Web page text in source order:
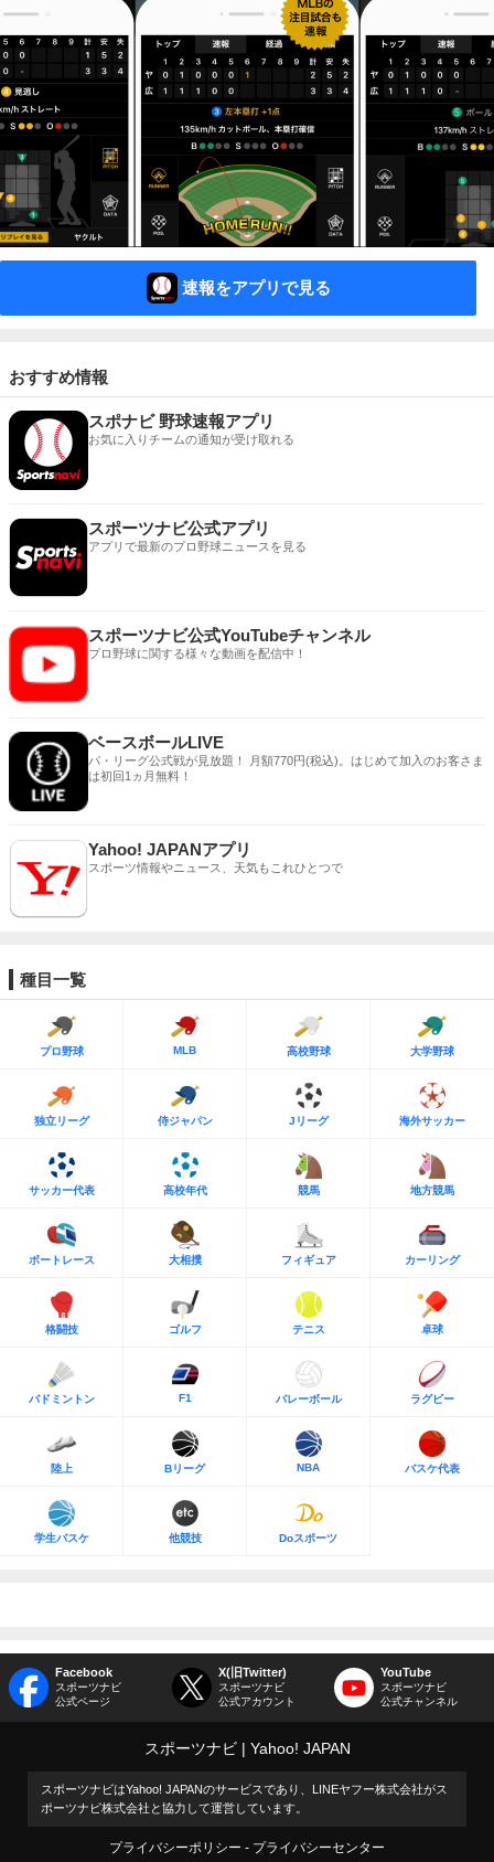
速報をアプリで見る
おすすめ情報
スポナビ 野球速報アプリ
お気に入りチームの通知が受け取れる
スポーツナビ公式アプリ
アプリで最新のプロ野球ニュースを見る
スポーツナビ公式YouTubeチャンネル
プロ野球に関する様々な動画を配信中！
ベースボールLIVE
パ・リーグ公式戦が見放題！ 月額770円(税込)。はじめて加入のお客さま
は初回1ヵ月無料！
Yahoo! JAPANアプリ
スポーツ情報やニュース、天気もこれひとつで
種目一覧
プロ野球 MLB 高校野球 大学野球
独立リーグ 侍ジャパン Jリーグ 海外サッカー
サッカー代表 高校年代 競馬 地方競馬
ボートレース 大相撲 フィギュア カーリング
格闘技 ゴルフ テニス 卓球
バドミントン F1 バレーボール ラグビー
陸上 Bリーグ NBA バスケ代表
学生バスケ 他競技 Doスポーツ
Facebook
スポーツナビ
公式ページ
X(旧Twitter)
スポーツナビ
公式アカウント
YouTube
スポーツナビ
公式チャンネル
スポーツナビ Yahoo! JAPAN
スポーツナビはYahoo! JAPANのサービスであり、LINEヤフー株式会社がス
ポーツナビ株式会社と協力して運営しています。
プライバシーポリシー プライバシーセンター